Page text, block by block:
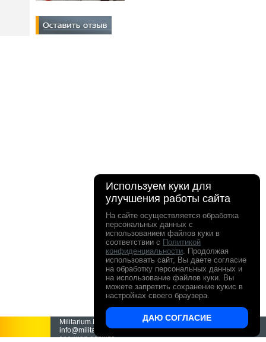
Militarium.Ru - интернет-магазин Милитариум.
info@militarium.ru ООО "Все о поиске" Камуфляж и
военная одежда.
Используем куки для
улучшения работы сайта
На сайте осуществляется обработка
персональных данных с
использованием файлов куки в
соответствии с Политикой
конфиденциальности. Продолжая
использовать сайт, Вы даете согласие
на обработку персональных данных и
на использование файлов куки. Вы
можете запретить сохранение кукис в
настройках своего браузера.
ДАЮ СОГЛАСИЕ